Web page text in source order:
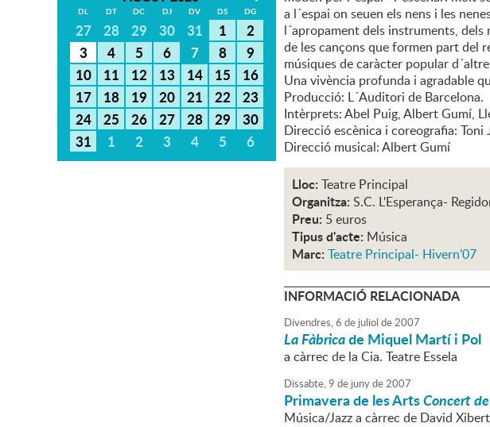
DL DT DC DJ DV DS DG
27 28 29 30 31 1
2
3
4 5 6 7 8
9
10
11 12 13 14 15
16
17
18 19 20 21 22
23
24
25 26 27 28 29
30
31
1 2 3 4 5 6
a l´espai on seuen els nens i les
l´apropament dels instruments, dels
de les cançons que formen part del
músiques de caràcter popular
Una vivència profunda i agradable
Producció: L´Auditori de Barcelona.
Intèrprets: Abel Puig, Albert Gumí,
Direcció escènica i coreografia: Toni
Direcció musical: Albert Gumí
Lloc: Teatre Principal
Organitza: S.C. L'Esperança-
Preu: 5 euros
Tipus d'acte: Música
Marc: Teatre Principal- Hivern'07
INFORMACIÓ RELACIONADA
Divendres,6 de juliol de2007
La Fàbricade Miquel Martí i Pol
a càrrec de la Cia. Teatre Essela
Dissabte,9 de junyde2007
Primavera de les ArtsConcert
Música/Jazz a càrrec de David